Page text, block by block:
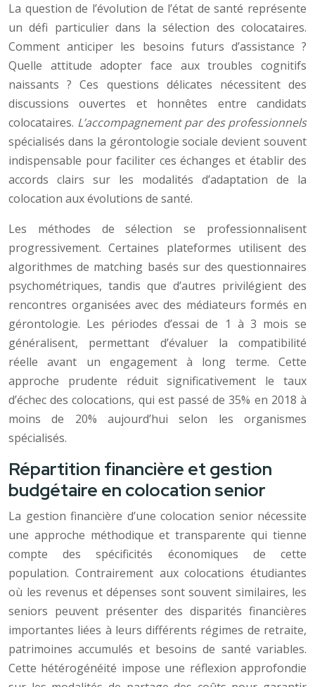
La question de l’évolution de l’état de santé représente
un défi particulier dans la sélection des colocataires.
Comment anticiper les besoins futurs d’assistance ?
Quelle attitude adopter face aux troubles cognitifs
naissants ? Ces questions délicates nécessitent des
discussions ouvertes et honnêtes entre candidats
colocataires. L’accompagnement par des professionnels
spécialisés dans la gérontologie sociale devient souvent
indispensable pour faciliter ces échanges et établir des
accords clairs sur les modalités d’adaptation de la
colocation aux évolutions de santé.
Les méthodes de sélection se professionnalisent
progressivement. Certaines plateformes utilisent des
algorithmes de matching basés sur des questionnaires
psychométriques, tandis que d’autres privilégient des
rencontres organisées avec des médiateurs formés en
gérontologie. Les périodes d’essai de 1 à 3 mois se
généralisent, permettant d’évaluer la compatibilité
réelle avant un engagement à long terme. Cette
approche prudente réduit significativement le taux
d’échec des colocations, qui est passé de 35% en 2018 à
moins de 20% aujourd’hui selon les organismes
spécialisés.
Répartition financière et gestion
budgétaire en colocation senior
La gestion financière d’une colocation senior nécessite
une approche méthodique et transparente qui tienne
compte des spécificités économiques de cette
population. Contrairement aux colocations étudiantes
où les revenus et dépenses sont souvent similaires, les
seniors peuvent présenter des disparités financières
importantes liées à leurs différents régimes de retraite,
patrimoines accumulés et besoins de santé variables.
Cette hétérogénéité impose une réflexion approfondie